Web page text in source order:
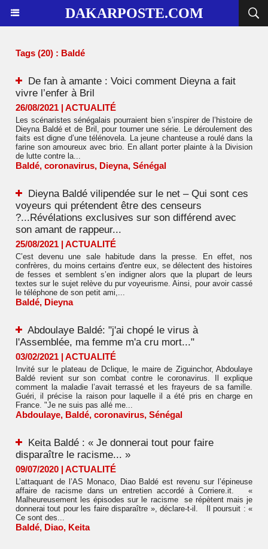
DAKARPOSTE.COM
Tags (20) : Baldé
De fan à amante : Voici comment Dieyna a fait
vivre l’enfer à Bril
26/08/2021 | ACTUALITÉ
Les scénaristes sénégalais pourraient bien s’inspirer de l’histoire de
Dieyna Baldé et de Bril, pour tourner une série. Le déroulement des
faits est digne d’une télénovela. La jeune chanteuse a roulé dans la
farine son amoureux avec brio. En allant porter plainte à la Division
de lutte contre la...
Baldé, coronavirus, Dieyna, Sénégal
Dieyna Baldé vilipendée sur le net – Qui sont ces
voyeurs qui prétendent être des censeurs
?...Révélations exclusives sur son différend avec
son amant de rappeur...
25/08/2021 | ACTUALITÉ
C’est devenu une sale habitude dans la presse. En effet, nos
confrères, du moins certains d'entre eux, se délectent des histoires
de fesses et semblent s’en indigner alors que la plupart de leurs
textes sur le sujet relève du pur voyeurisme. Ainsi, pour avoir cassé
le téléphone de son petit ami,...
Baldé, Dieyna
Abdoulaye Baldé: "j'ai chopé le virus à
l'Assemblée, ma femme m'a cru mort..."
03/02/2021 | ACTUALITÉ
Invité sur le plateau de Dclique, le maire de Ziguinchor, Abdoulaye
Baldé revient sur son combat contre le coronavirus. Il explique
comment la maladie l’avait terrassé et les frayeurs de sa famille.
Guéri, il précise la raison pour laquelle il a été pris en charge en
France. "Je ne suis pas allé me...
Abdoulaye, Baldé, coronavirus, Sénégal
Keita Baldé : « Je donnerai tout pour faire
disparaître le racisme... »
09/07/2020 | ACTUALITÉ
L’attaquant de l’AS Monaco, Diao Baldé est revenu sur l’épineuse
affaire de racisme dans un entretien accordé à Corriere.it. «
Malheureusement les épisodes sur le racisme se répètent mais je
donnerai tout pour les faire disparaître », déclare-t-il. Il poursuit : «
Ce sont des...
Baldé, Diao, Keita